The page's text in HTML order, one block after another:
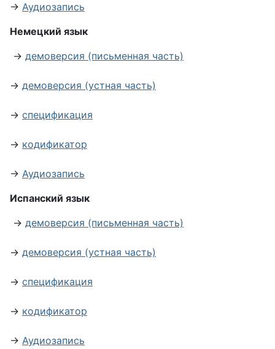
→ Аудиозапись
Немецкий язык
→ демоверсия (письменная часть)
→ демоверсия (устная часть)
→ спецификация
→ кодификатор
→ Аудиозапись
Испанский язык
→ демоверсия (письменная часть)
→ демоверсия (устная часть)
→ спецификация
→ кодификатор
→ Аудиозапись